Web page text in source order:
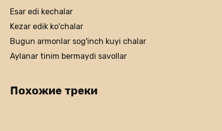
Esar edi kechalar
Kezar edik ko'chalar
Bugun armonlar sog'inch kuyi chalar
Aylanar tinim bermaydi savollar
Похожие треки